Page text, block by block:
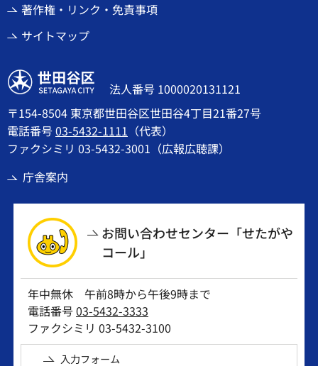
著作権・リンク・免責事項
サイトマップ
世田谷区
法人番号 1000020131121
〒154-8504 東京都世田谷区世田谷4丁目21番27号
電話番号03-5432-1111 （代表）
ファクシミリ 03-5432-3001（広報広聴課）
庁舎案内
お問い合わせセンター「せたがや
コール」
年中無休 午前8時から午後9時まで
電話番号03-5432-3333
ファクシミリ 03-5432-3100
入力フォーム